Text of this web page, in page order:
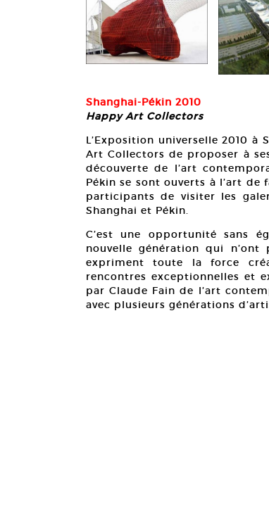
Shanghai-Pékin 2010
Happy Art Collectors
L’Exposition universelle 2010
Art Collectors de proposer à
découverte de l’art
Pékin se sont ouverts à l’art
participants de visiter les
Shanghai et Pékin.
C’est une opportunité sans
nouvelle génération qui
expriment toute la force
rencontres exceptionnelles et
par Claude Fain de l’art
avec plusieurs générations